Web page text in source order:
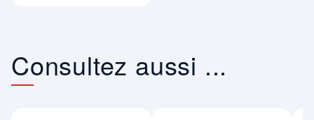
Consultez aussi ...